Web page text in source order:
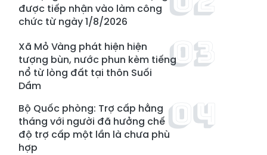
được tiếp nhận vào làm công
chức từ ngày 1/8/2026
Xã Mỏ Vàng phát hiện hiện
tượng bùn, nước phun kèm tiếng
nổ từ lòng đất tại thôn Suối
Dầm
Bộ Quốc phòng: Trợ cấp hằng
tháng với người đã hưởng chế
độ trợ cấp một lần là chưa phù
hợp